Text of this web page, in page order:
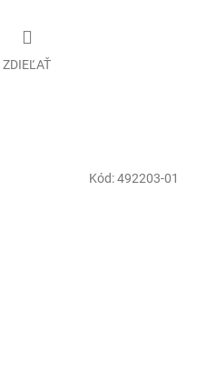
ZDIEĽAŤ
Kód:492203-01